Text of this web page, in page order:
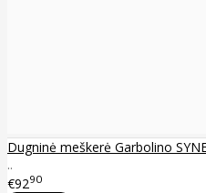
Dugninė meškerė Garbolino
..
€9290